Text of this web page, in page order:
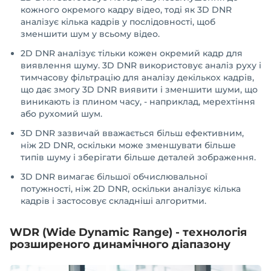
кожного окремого кадру відео, тоді як 3D DNR
аналізує кілька кадрів у послідовності, щоб
зменшити шум у всьому відео.
2D DNR аналізує тільки кожен окремий кадр для
виявлення шуму. 3D DNR використовує аналіз руху і
тимчасову фільтрацію для аналізу декількох кадрів,
що дає змогу 3D DNR виявити і зменшити шуми, що
виникають із плином часу, - наприклад, мерехтіння
або рухомий шум.
3D DNR зазвичай вважається більш ефективним,
ніж 2D DNR, оскільки може зменшувати більше
типів шуму і зберігати більше деталей зображення.
3D DNR вимагає більшої обчислювальної
потужності, ніж 2D DNR, оскільки аналізує кілька
кадрів і застосовує складніші алгоритми.
WDR (Wide Dynamic Range) - технологія
розширеного динамічного діапазону